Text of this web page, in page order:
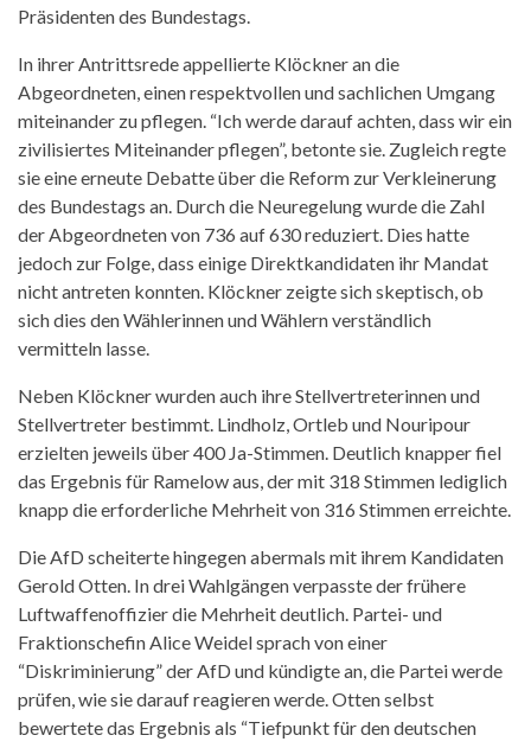
Präsidenten des Bundestags.
In ihrer Antrittsrede appellierte Klöckner an die
Abgeordneten, einen respektvollen und sachlichen Umgang
miteinander zu pflegen. “Ich werde darauf achten, dass wir ein
zivilisiertes Miteinander pflegen”, betonte sie. Zugleich regte
sie eine erneute Debatte über die Reform zur Verkleinerung
des Bundestags an. Durch die Neuregelung wurde die Zahl
der Abgeordneten von 736 auf 630 reduziert. Dies hatte
jedoch zur Folge, dass einige Direktkandidaten ihr Mandat
nicht antreten konnten. Klöckner zeigte sich skeptisch, ob
sich dies den Wählerinnen und Wählern verständlich
vermitteln lasse.
Neben Klöckner wurden auch ihre Stellvertreterinnen und
Stellvertreter bestimmt. Lindholz, Ortleb und Nouripour
erzielten jeweils über 400 Ja-Stimmen. Deutlich knapper fiel
das Ergebnis für Ramelow aus, der mit 318 Stimmen lediglich
knapp die erforderliche Mehrheit von 316 Stimmen erreichte.
Die AfD scheiterte hingegen abermals mit ihrem Kandidaten
Gerold Otten. In drei Wahlgängen verpasste der frühere
Luftwaffenoffizier die Mehrheit deutlich. Partei- und
Fraktionschefin Alice Weidel sprach von einer
“Diskriminierung” der AfD und kündigte an, die Partei werde
prüfen, wie sie darauf reagieren werde. Otten selbst
bewertete das Ergebnis als “Tiefpunkt für den deutschen